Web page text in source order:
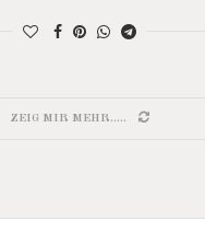
ZEIG MIR MEHR.....